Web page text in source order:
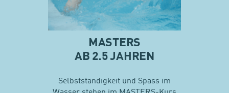
MASTERS
AB 2.5 JAHREN
Selbstständigkeit und Spass im